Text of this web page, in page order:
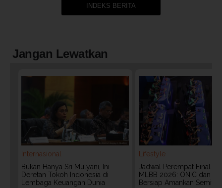
INDEKS BERITA
Jangan Lewatkan
Internasional
Bukan Hanya Sri Mulyani, Ini
Deretan Tokoh Indonesia di
Lembaga Keuangan Dunia
Lifestyle
Jadwal Perempat Final
MLBB 2026: ONIC dan
Bersiap Amankan